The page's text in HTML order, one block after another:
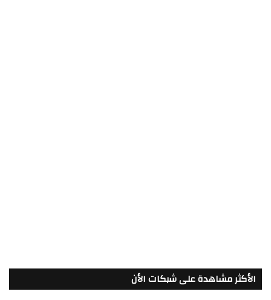
الأكثر مشاهدة على شبكات الأن